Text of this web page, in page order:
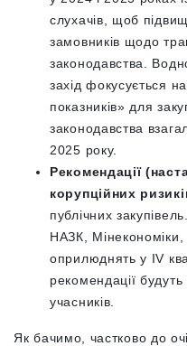
слухачів, щоб
замовників щодо
законодавства.
захід фокусується
показників» для
законодавства
2025 року.
Рекомендації
корупційних
публічних
НАЗК,
оприлюднять у IV
рекомендації
учасників.
Як бачимо, частково до